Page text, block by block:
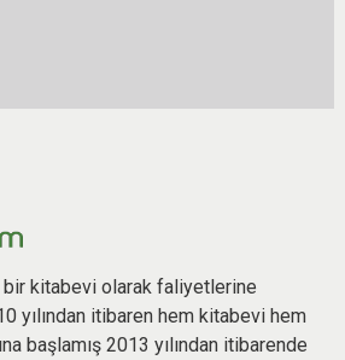
bir kitabevi olarak faliyetlerine
yılından itibaren hem kitabevi hem
başlamış 2013 yılından itibarende